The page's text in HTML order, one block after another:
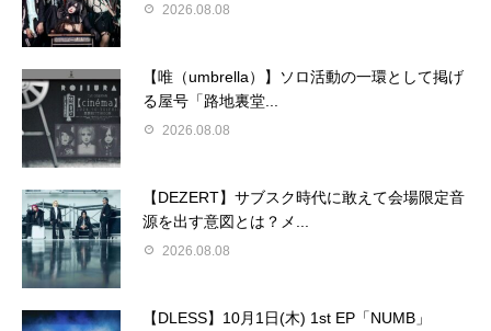
2026.08.08
【唯（umbrella）】ソロ活動の一環として掲げ
る屋号「路地裏堂...
2026.08.08
【DEZERT】サブスク時代に敢えて会場限定音
源を出す意図とは？メ...
2026.08.08
【DLESS】10月1日(木) 1st EP「NUMB」